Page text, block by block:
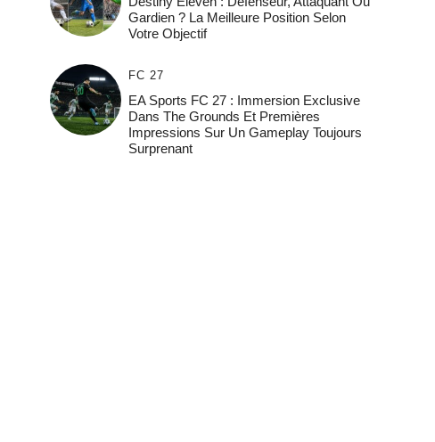
Gardien ? La Meilleure Position Selon
Votre Objectif
FC 27
EA Sports FC 27 : Immersion Exclusive
Dans The Grounds Et Premières
Impressions Sur Un Gameplay Toujours
Surprenant